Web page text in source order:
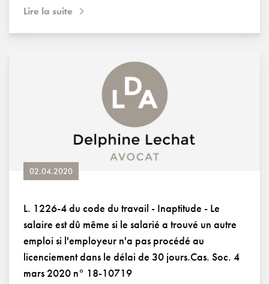
Lire la suite
02.04.2020
L. 1226-4 du code du travail - Inaptitude - Le
salaire est dû même si le salarié a trouvé un autre
emploi si l'employeur n'a pas procédé au
licenciement dans le délai de 30 jours.Cas. Soc. 4
mars 2020 n° 18-10719